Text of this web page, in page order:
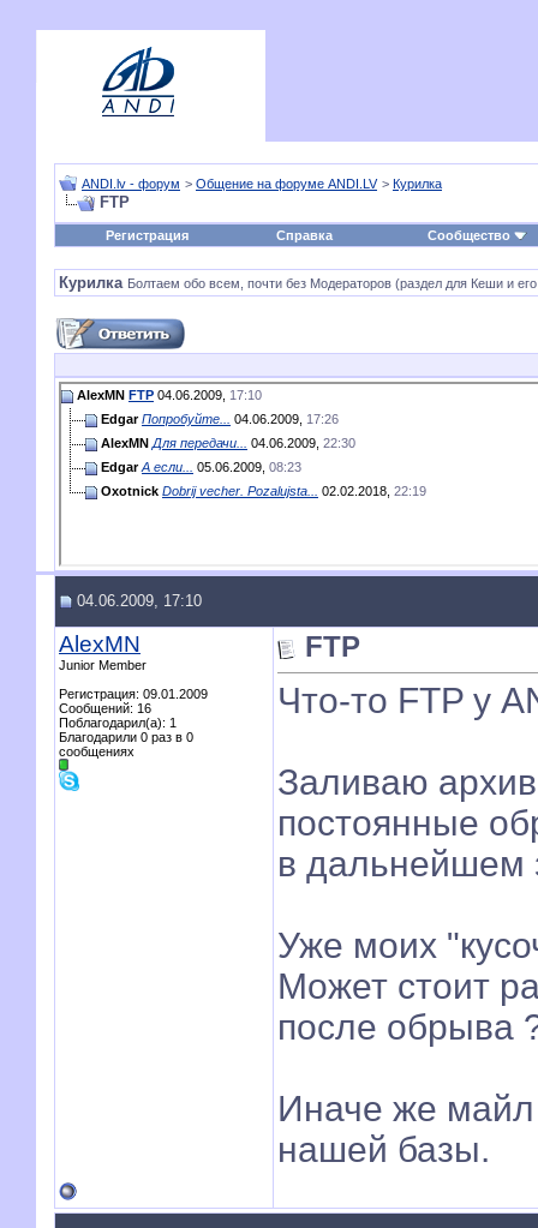
ANDI.lv - форум > Общение на форуме ANDI.LV > Курилка
FTP
Регистрация Справка Сообщество
Курилка Болтаем обо всем, почти без Модераторов (раздел для Кеши и
AlexMN FTP 04.06.2009, 17:10
Edgar Попробуйте... 04.06.2009, 17:26
AlexMN Для передачи... 04.06.2009, 22:30
Edgar А если... 05.06.2009, 08:23
Oxotnick Dobrij vecher. Pozalujsta... 02.02.2018, 22:19
04.06.2009, 17:10
AlexMN
Junior Member
Регистрация: 09.01.2009
Сообщений: 16
Поблагодарил(а): 1
Благодарили 0 раз в 0
сообщениях
FTP
Что-то FTP у
Заливаю
постоянные
в дальнейшем
Уже моих
Может стоит
после обрыва
Иначе же майл
нашей базы.